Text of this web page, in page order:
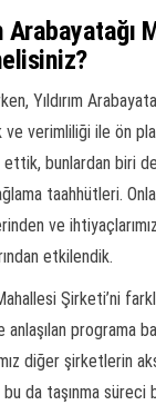
Arabayatağı
Yıldırım
verimliliği ile ön
bunlardan biri
taahhütleri.
ve
etkilendik.
Şirketi’ni
anlaşılan programa
diğer şirketlerin
bu da taşınma süreci